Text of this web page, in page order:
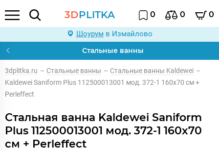
3DPLITKA 0 0 0
Шоурум в Измайлово
Стальные ванны
3dplitka.ru – Стальные ванны – Стальные ванны Kaldewei –
Kaldewei Saniform Plus 112500013001 мод. 372-1 160x70 см +
Perleffect
Стальная ванна Kaldewei Saniform
Plus 112500013001 мод. 372-1 160x70
см + Perleffect